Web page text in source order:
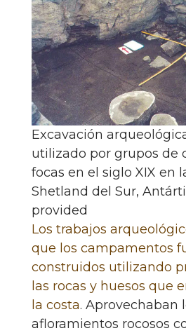
Excavación
utilizado por grupos de
focas en el siglo XIX en
Shetland del Sur,
provided
Los trabajos
que los campamentos
construidos utilizando
las rocas y huesos que
la costa. Aprovechaban
afloramientos rocosos